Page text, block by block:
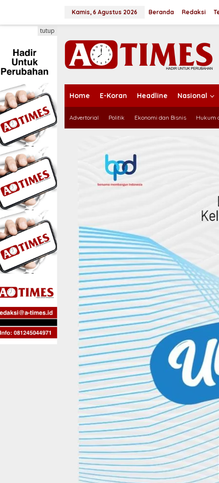
e
k
n
t
e
Kamis, 6 Agustus 2026 Beranda Redaksi
Home E-Koran Headline Nasional
Advertorial Politik Ekonomi dan Bisnis Hukum
tutup